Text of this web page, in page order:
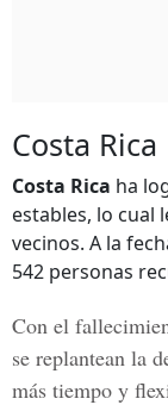
Costa Rica
Costa Rica ha
estables, lo cual
vecinos. A la
542 personas
Con el
se replantean la
más tiempo y